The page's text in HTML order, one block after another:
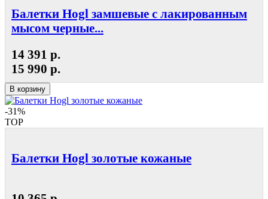
Балетки Hogl замшевые с лакированным
мысом черные...
14 391 р.
15 990 р.
В корзину
-31%
TOP
Балетки Hogl золотые кожаные